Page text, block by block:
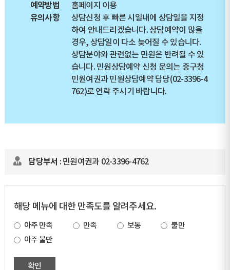
예약방법 홈페이지 이용
유의사항
상담신청 후 빠른 시일내에 상담일을 지정
하여 안내드리겠습니다. 상담예약이 많을
경우, 상담일이 다소 늦어질 수 있습니다.
상담분야와 관련없는 민원은 반려될 수 있
습니다. 민원상담예약 신청 문의는 중구청
민원여권과 민원상담예약 담당(02-3396-4
762)로 연락 주시기 바랍니다.
담당부서 : 민원여권과 02-3396-4762
해당 메뉴에 대한 만족도를 알려주세요.
아주 만족 만족 보통
불만
아주 불만
확인